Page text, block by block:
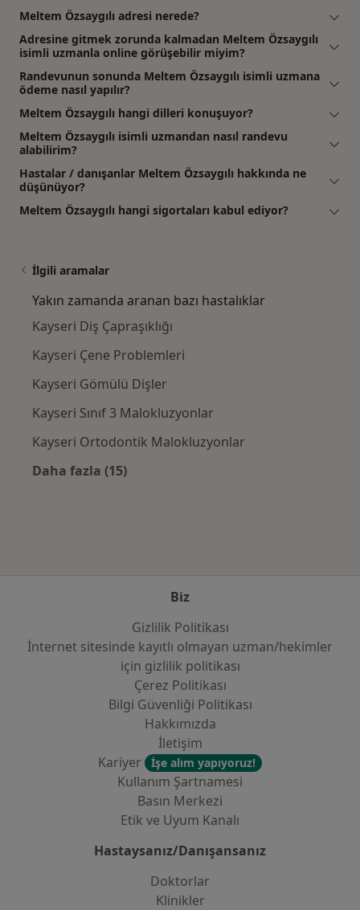
Meltem Özsaygılı adresi nerede?
Adresine gitmek zorunda kalmadan Meltem Özsaygılı
isimli uzmanla online görüşebilir miyim?
Randevunun sonunda Meltem Özsaygılı isimli uzmana
ödeme nasıl yapılır?
Meltem Özsaygılı hangi dilleri konuşuyor?
Meltem Özsaygılı isimli uzmandan nasıl randevu
alabilirim?
Hastalar / danışanlar Meltem Özsaygılı hakkında ne
düşünüyor?
Meltem Özsaygılı hangi sigortaları kabul ediyor?
İlgili aramalar
Yakın zamanda aranan bazı hastalıklar
Kayseri Diş Çapraşıklığı
Kayseri Çene Problemleri
Kayseri Gömülü Dişler
Kayseri Sınıf 3 Malokluzyonlar
Kayseri Ortodontik Malokluzyonlar
Daha fazla (15)
Biz
Gizlilik Politikası
İnternet sitesinde kayıtlı olmayan uzman/hekimler
i̇çin gizlilik politikası
Çerez Politikası
Bilgi Güvenliği Politikası
Hakkımızda
İletişim
Kariyer
İşe alım yapıyoruz!
Kullanım Şartnamesi
Basın Merkezi
Etik ve Uyum Kanalı
Hastaysanız/Danışansanız
Doktorlar
Klinikler